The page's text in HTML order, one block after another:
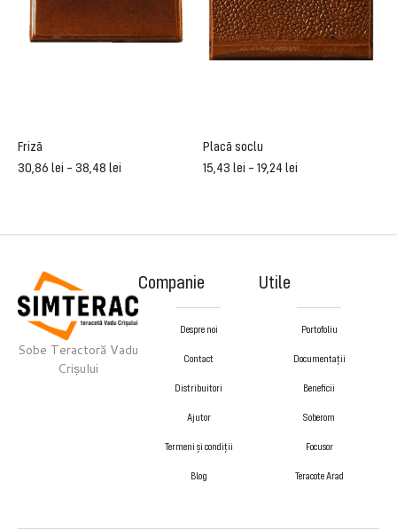
Friză
30,86 lei – 38,48 lei
Placă soclu
15,43 lei – 19,24 lei
Sobe Teractoră Vadu
Crișului
Companie
Despre noi
Contact
Distribuitori
Ajutor
Termeni și condiții
Blog
Utile
Portofoliu
Documentații
Beneficii
Soberom
Focusor
Teracote Arad